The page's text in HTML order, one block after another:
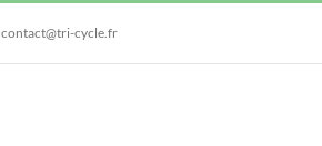
contact@tri-cycle.fr